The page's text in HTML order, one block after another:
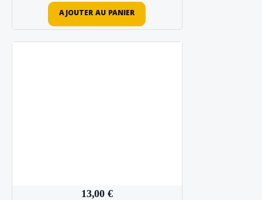
AJOUTER AU PANIER
13,00 €